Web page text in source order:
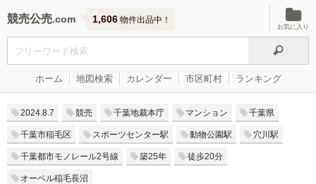
競売公売 1,606 物件出品中！
お気に入り
ホーム 地図検索 カレンダー 市区町村 ランキング
2024.8.7 競売 千葉地裁本庁 マンション 千葉県
千葉市稲毛区 スポーツセンター駅 動物公園駅 穴川駅
千葉都市モノレール2号線 築25年 徒歩20分
オーベル稲毛長沼